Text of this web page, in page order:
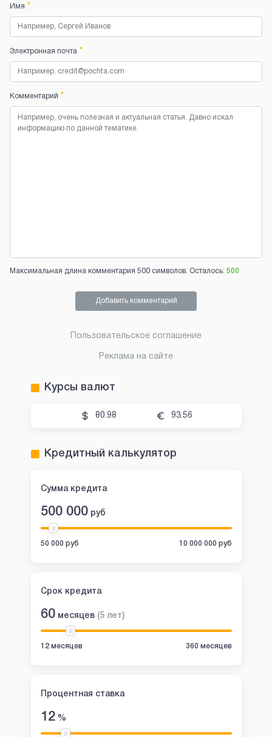
Имя *
Электронная почта *
Комментарий *
Максимальная длина комментария 500 символов. Осталось: 500
Добавить комментарий
Пользовательское соглашение
Реклама на сайте
Курсы валют
80.98 93.56
Кредитный калькулятор
Сумма кредита
500 000 руб
50 000 руб 10 000 000 руб
Срок кредита
60 месяцев (5 лет)
12 месяцев 360 месяцев
Процентная ставка
12%